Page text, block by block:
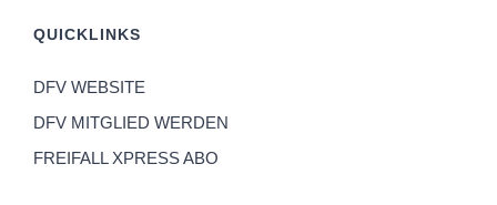
QUICKLINKS
DFV WEBSITE
DFV MITGLIED WERDEN
FREIFALL XPRESS ABO